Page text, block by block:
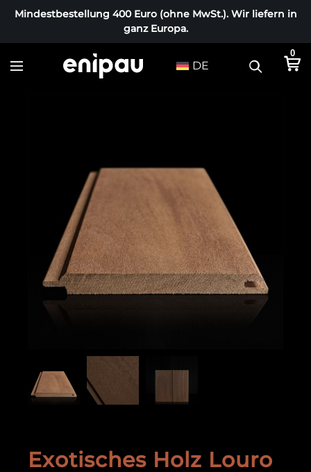
Mindestbestellung 400 Euro (ohne MwSt.). Wir liefern in
ganz Europa.
DE
0
Exotisches Holz Louro